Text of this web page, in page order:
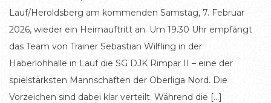
Lauf/Heroldsberg am kommenden Samstag, 7. Februar
2026, wieder ein Heimauftritt an. Um 19.30 Uhr empfängt
das Team von Trainer Sebastian Wilfling in der
Haberlohhalle in Lauf die SG DJK Rimpar II – eine der
spielstärksten Mannschaften der Oberliga Nord. Die
Vorzeichen sind dabei klar verteilt. Während die […]